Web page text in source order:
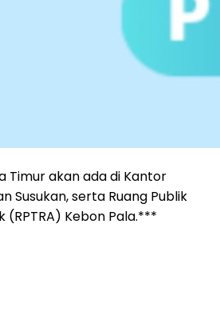
Timur akan ada di Kantor
Susukan, serta Ruang Publik
(RPTRA) Kebon Pala.***